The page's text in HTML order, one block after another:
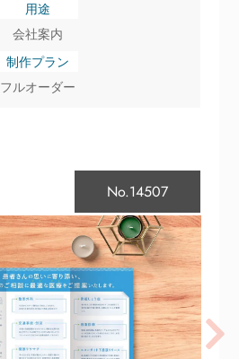
用途
会社案内
制作プラン
フルオーダー
No.14507